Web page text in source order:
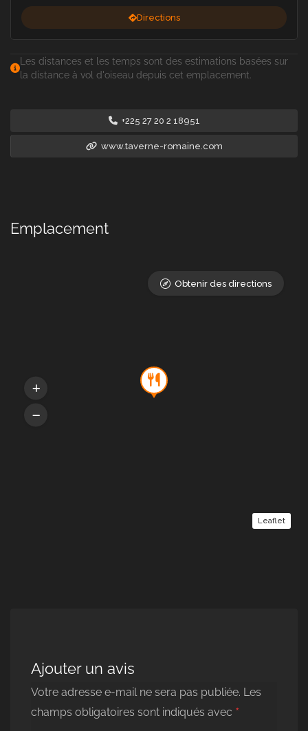
Directions
Les distances et les temps sont des estimations basées sur
la distance à vol d'oiseau depuis cet emplacement.
+225 27 20 2 18951
www.taverne-romaine.com
Emplacement
Leaflet
Obtenir des directions
Ajouter un avis
Votre adresse e-mail ne sera pas publiée. Les
champs obligatoires sont indiqués avec *